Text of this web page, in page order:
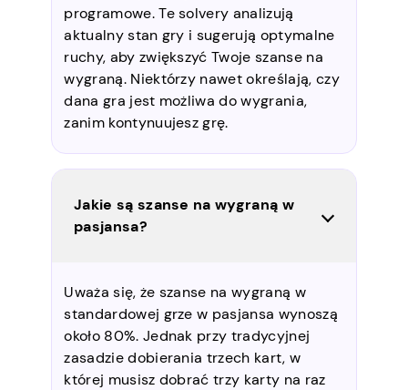
programowe. Te solvery analizują
aktualny stan gry i sugerują optymalne
ruchy, aby zwiększyć Twoje szanse na
wygraną. Niektórzy nawet określają, czy
dana gra jest możliwa do wygrania,
zanim kontynuujesz grę.
Jakie są szanse na wygraną w
pasjansa?
Uważa się, że szanse na wygraną w
standardowej grze w pasjansa wynoszą
około 80%. Jednak przy tradycyjnej
zasadzie dobierania trzech kart, w
której musisz dobrać trzy karty na raz